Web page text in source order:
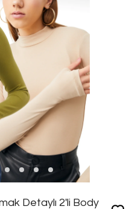
Detaylı 2'li Body